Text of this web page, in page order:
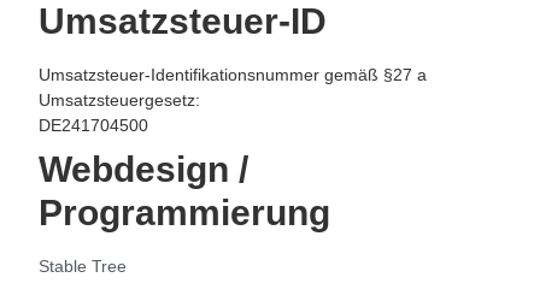
Umsatzsteuer-ID
Umsatzsteuer-Identifikationsnummer gemäß §27 a
Umsatzsteuergesetz:
DE241704500
Webdesign /
Programmierung
Stable Tree